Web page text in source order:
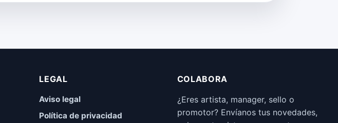
LEGAL
Aviso legal
Política de privacidad
COLABORA
¿Eres artista, manager, sello o
promotor? Envíanos tus novedades,